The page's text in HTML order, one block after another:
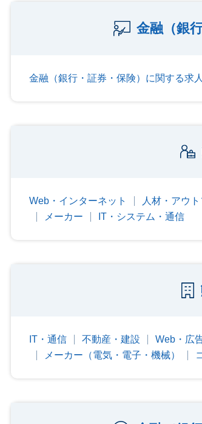
金融（銀
金融（銀行・証券・保険）に関する求
Web・インターネット 人材・アウ
メーカー
IT・システム・通信
IT・通信 不動産・建設 Web・広
メーカー（電気・電子・機械）